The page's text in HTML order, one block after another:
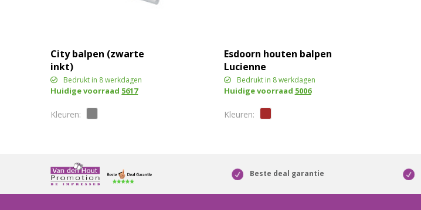
City balpen (zwarte
inkt)
Bedrukt in 8 werkdagen
Huidige voorraad 5617
Esdoorn houten balpen
Lucienne
Bedrukt in 8 werkdagen
Huidige voorraad 5006
Beste deal garantie